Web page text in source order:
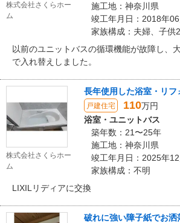
株式会社さくらホー
ム
施工地：神奈川県
竣工年月日：2018年
家族構成：夫婦、子供
以前のユニットバスの循環機能が故障し、
で入れ替えしました。
株式会社さくらホー
ム
長年使用した浴室・リフ
戸建住宅 110万円
浴室・ユニットバス
築年数：21〜25年
施工地：神奈川県
竣工年月日：2025年
家族構成：不明
LIXILリディアに交換
破れに強い障子紙でお洒